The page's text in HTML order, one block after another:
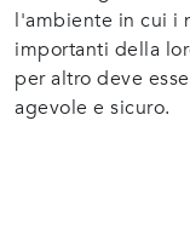
l'ambiente in cui i
importanti della
per altro deve
agevole e sicuro.